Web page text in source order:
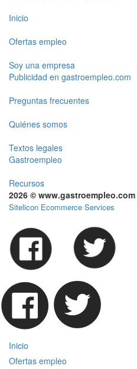
Inicio
Ofertas empleo
Soy una empresa
Publicidad en gastroempleo.com
Preguntas frecuentes
Quiénes somos
Textos legales
Gastroempleo
Recursos
2026 © www.gastroempleo.com
Sitelicon Ecommerce Services
Inicio
Ofertas empleo